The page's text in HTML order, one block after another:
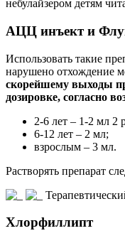
небулайзером детям
АЦЦ инъект и
Использовать такие
нарушено отхождение
скорейшему выходы
дозировке, согласно
2-6 лет – 1-2 мл 2
6-12 лет – 2 мл;
взрослым – 3 мл.
Растворять препарат
Хлорфиллипт